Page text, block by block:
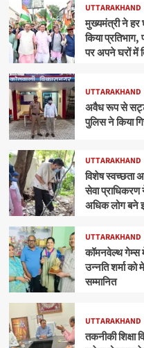
UTTARAKHAND
मुख्यमंत्री ने हर
किया
पर अपने घरों में
UTTARAKHAND
अवैध रूप से
पुलिस ने किया
UTTARAKHAND
विशेष स्वच्छता
सेवा प्राधिकरण
अधिक लोग बने
UTTARAKHAND
कॉमनवेल्थ गेम्स
उन्नति शर्मा
सम्मानित
UTTARAKHAND
तकनीकी शिक्षा